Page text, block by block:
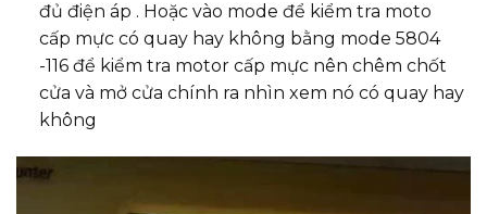
đủ điện áp . Hoặc vào mode để kiểm tra moto
cấp mực có quay hay không bằng mode 5804
-116 để kiểm tra motor cấp mực nên chêm chốt
cửa và mở cửa chính ra nhìn xem nó có quay hay
không